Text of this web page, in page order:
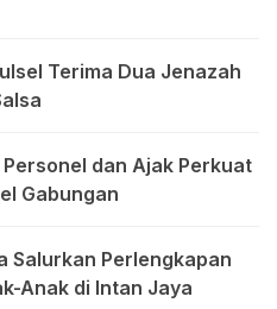
Terima Dua Jenazah
dan Ajak Perkuat
Gabungan
Salurkan Perlengkapan
Anak di Intan Jaya